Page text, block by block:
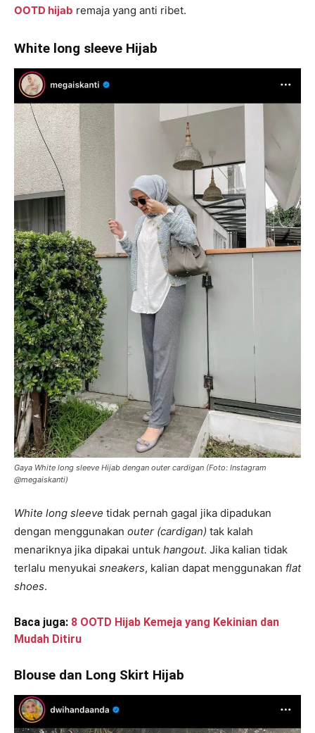
OOTD hijab remaja yang anti ribet.
White long sleeve Hijab
Gaya White long sleeve Hijab dengan outer cardigan (Foto: Instagram
@megaiskanti)
White long sleeve tidak pernah gagal jika dipadukan
dengan menggunakan outer (cardigan) tak kalah
menariknya jika dipakai untuk hangout. Jika kalian tidak
terlalu menyukai sneakers, kalian dapat menggunakan flat
shoes.
Baca juga: 8 OOTD Hijab Kemeja yang Kekinian dan
Mudah Ditiru
Blouse dan Long Skirt Hijab